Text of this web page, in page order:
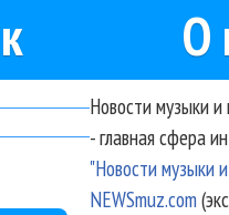
О
Новости музыки и
- главная сфера
"Новости музыки
NEWSmuz.com